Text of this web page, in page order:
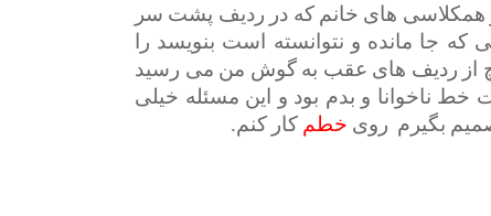
همکلاسی های خانم که در ردیف پشت سر
جا مانده و نتوانسته است بنویسد را
پچ از ردیف های عقب به گوش من می رسید
خط ناخوانا و بدم بود و این مسئله خیلی
بگیرم روی خطم کار کنم.